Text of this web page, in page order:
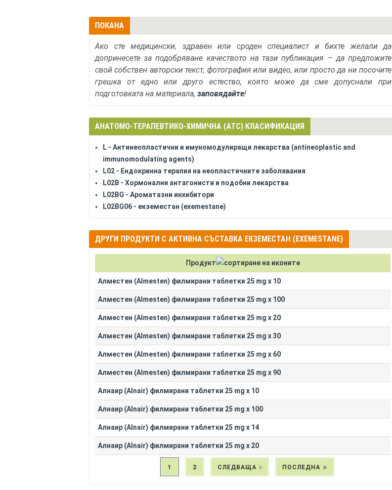
ПОКАНА
Ако сте медицински, здравен или сроден специалист и бихте желали да
допринесете за подобряване качеството на тази публикация – да предложите
свой собствен авторски текст, фотография или видео, или просто да ни посочите
грешка от едно или друго естество, която може да сме допуснали при
подготовката на материала, заповядайте!
АНАТОМО-ТЕРАПЕВТИКО-ХИМИЧНА (АТС) КЛАСИФИКАЦИЯ
L - Антинеопластични и имуномодулиращи лекарства (antineoplastic and
immunomodulating agents)
L02 - Ендокринна терапия на неопластичните заболявания
L02B - Хормонални антагонисти и подобни лекарства
L02BG - Ароматазни инхибитори
L02BG06 - екземестан (exemestane)
ДРУГИ ПРОДУКТИ С АКТИВНА СЪСТАВКА ЕКЗЕМЕСТАН (EXEMESTANE)
Продукт
Алместен (Almesten) филмирани таблетки 25 mg x 10
Алместен (Almesten) филмирани таблетки 25 mg x 100
Алместен (Almesten) филмирани таблетки 25 mg x 20
Алместен (Almesten) филмирани таблетки 25 mg x 30
Алместен (Almesten) филмирани таблетки 25 mg x 60
Алместен (Almesten) филмирани таблетки 25 mg x 90
Алнаир (Alnair) филмирани таблетки 25 mg x 10
Алнаир (Alnair) филмирани таблетки 25 mg x 100
Алнаир (Alnair) филмирани таблетки 25 mg x 14
Алнаир (Alnair) филмирани таблетки 25 mg x 20
1 2 СЛЕДВАЩА ПОСЛЕДНА